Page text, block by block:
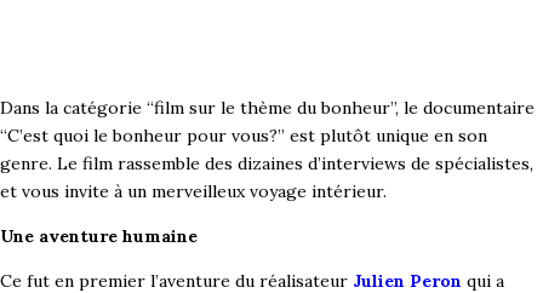
Dans la catégorie “film sur le thème du bonheur”, le documentaire
“C’est quoi le bonheur pour vous?” est plutôt unique en son
genre. Le film rassemble des dizaines d’interviews de spécialistes,
et vous invite à un merveilleux voyage intérieur.
Une aventure humaine
Ce fut en premier l’aventure du réalisateur Julien Peron qui a